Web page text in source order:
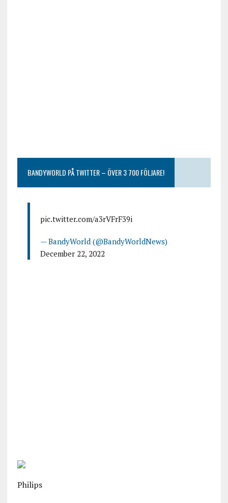
BANDYWORLD PÅ TWITTER – ÖVER 3 700 FÖLJARE!
pic.twitter.com/a3rVFrF39i
— BandyWorld (@BandyWorldNews)
December 22, 2022
Philips